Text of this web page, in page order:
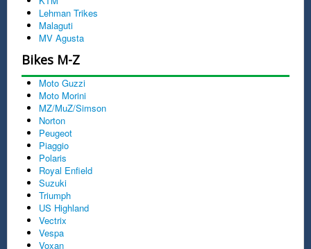
Lehman Trikes
Malaguti
MV Agusta
Bikes M-Z
Moto Guzzi
Moto Morini
MZ/MuZ/Simson
Norton
Peugeot
Piaggio
Polaris
Royal Enfield
Suzuki
Triumph
US Highland
Vectrix
Vespa
Voxan